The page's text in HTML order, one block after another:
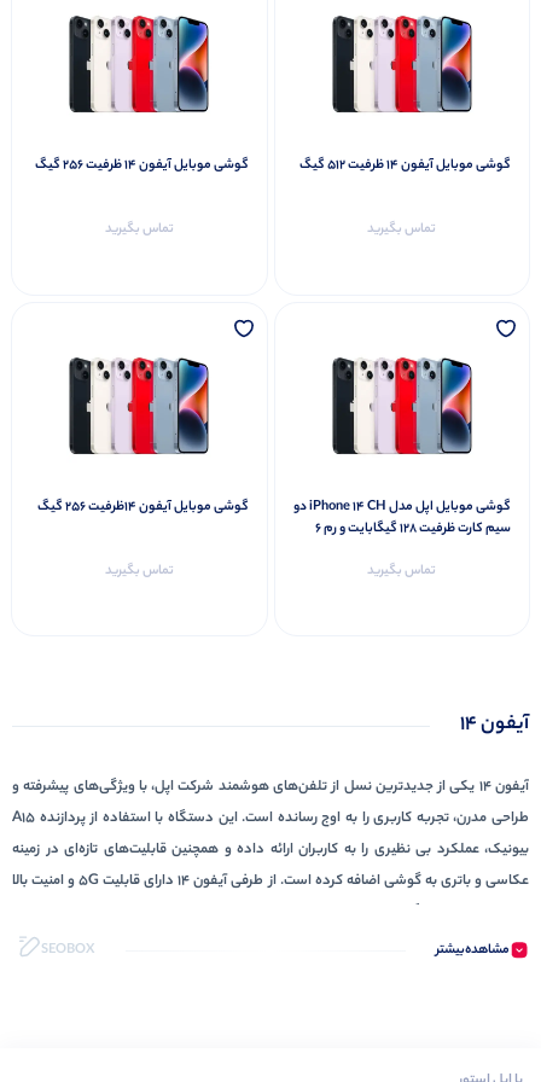
گوشی موبایل آیفون 14 ظرفیت 512 گیگ
تماس بگیرید
گوشی موبایل آیفون 14 ظرفیت 256 گیگ
تماس بگیرید
گوشی موبایل اپل مدل iPhone 14 CH دو
سیم کارت ظرفیت 128 گیگابایت و رم 6
تماس بگیرید
گوشی موبایل آیفون 14ظرفیت 256 گیگ
تماس بگیرید
آیفون 14
آیفون 14 یکی از جدیدترین نسل از تلفن‌های هوشمند شرکت اپل، با ویژگی‌های پیشرفته و
طراحی مدرن، تجربه کاربری را به اوج رسانده است. این دستگاه با استفاده از پردازنده A15
بیونیک، عملکرد بی نظیری را به کاربران ارائه داده و همچنین قابلیت‌های تازه‌ای در زمینه
عکاسی و باتری به گوشی اضافه کرده است. از طرفی آیفون 14 دارای قابلیت 5G و امنیت بالا
وضعیت بدنه و کیفیت ساخت
کیفیت و شیشه کریستال ساخته شده است که هم ضد ضربه و هم ضد خوردگی است.
مشاهده‌بیشتر SEOBOX